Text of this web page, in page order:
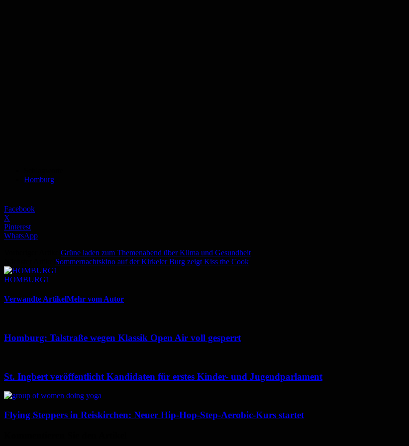
Homburg
Facebook
X
Pinterest
WhatsApp
Grüne laden zum Themenabend über Klima und Gesundheit
Sommernachtskino auf der Kirkeler Burg zeigt Kiss the Cook
HOMBURG1
Verwandte ArtikelMehr vom Autor
Homburg: Talstraße wegen Klassik Open Air voll gesperrt
St. Ingbert veröffentlicht Kandidaten für erstes Kinder- und Jugendparlament
Flying Steppers in Reiskirchen: Neuer Hip-Hop-Step-Aerobic-Kurs startet